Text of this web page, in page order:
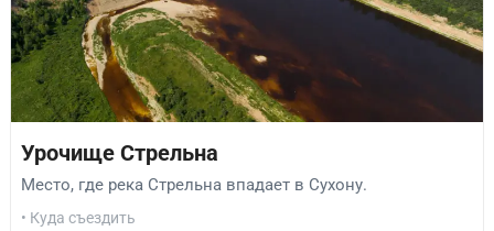
Урочище Стрельна
Место, где река Стрельна впадает в Сухону.
• Куда съездить